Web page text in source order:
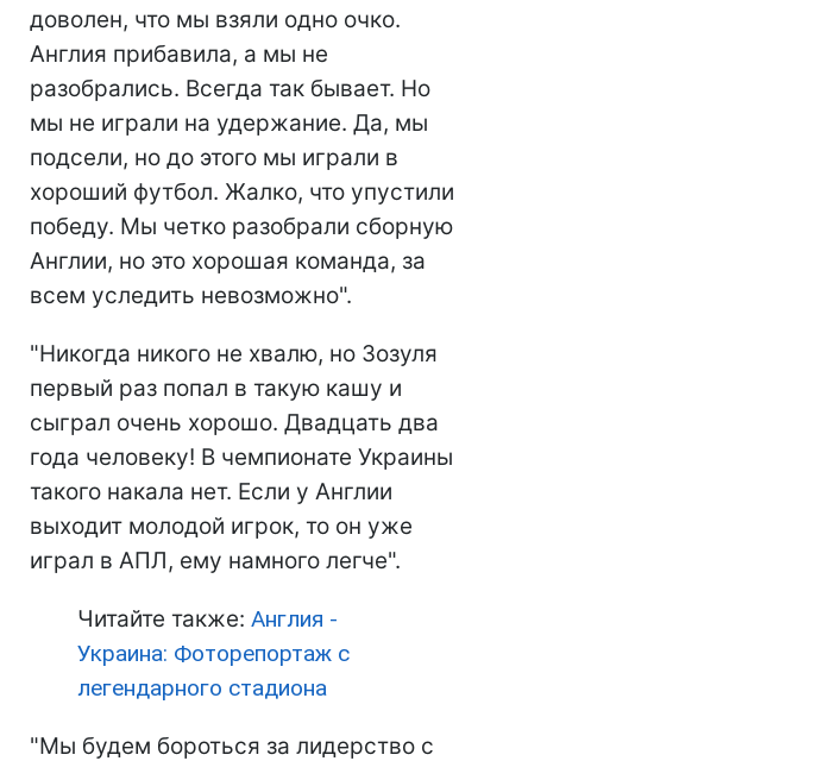
доволен, что мы взяли одно очко.
Англия прибавила, а мы не
разобрались. Всегда так бывает. Но
мы не играли на удержание. Да, мы
подсели, но до этого мы играли в
хороший футбол. Жалко, что упустили
победу. Мы четко разобрали сборную
Англии, но это хорошая команда, за
всем уследить невозможно".
"Никогда никого не хвалю, но Зозуля
первый раз попал в такую кашу и
сыграл очень хорошо. Двадцать два
года человеку! В чемпионате Украины
такого накала нет. Если у Англии
выходит молодой игрок, то он уже
играл в АПЛ, ему намного легче".
Читайте также: Англия -
Украина: Фоторепортаж с
легендарного стадиона
"Мы будем бороться за лидерство с